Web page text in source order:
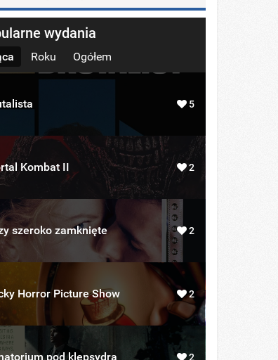
wydania
Roku Ogółem
5
Kombat II 2
szeroko zamknięte 2
Horror Picture Show 2
pod klepsydrą 2